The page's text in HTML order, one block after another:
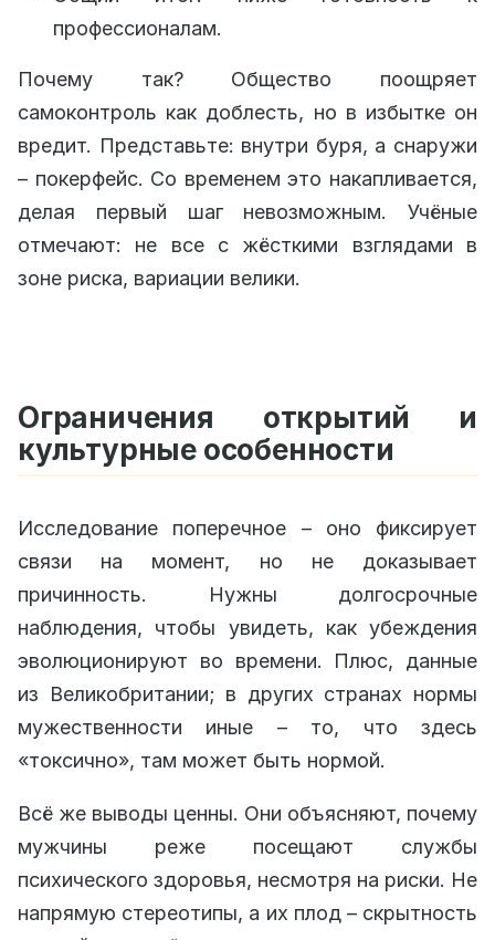
профессионалам.
Почему так? Общество поощряет
самоконтроль как доблесть, но в избытке он
вредит. Представьте: внутри буря, а снаружи
– покерфейс. Со временем это накапливается,
делая первый шаг невозможным. Учёные
отмечают: не все с жёсткими взглядами в
зоне риска, вариации велики.
Ограничения открытий и
культурные особенности
Исследование поперечное – оно фиксирует
связи на момент, но не доказывает
причинность. Нужны долгосрочные
наблюдения, чтобы увидеть, как убеждения
эволюционируют во времени. Плюс, данные
из Великобритании; в других странах нормы
мужественности иные – то, что здесь
«токсично», там может быть нормой.
Всё же выводы ценны. Они объясняют, почему
мужчины реже посещают службы
психического здоровья, несмотря на риски. Не
напрямую стереотипы, а их плод – скрытность